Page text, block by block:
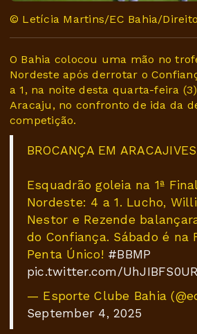
© Letícia Martins/EC Bahia/
O Bahia colocou uma mão no
Nordeste após derrotar o
a 1, na noite desta quarta-feira
Aracaju, no confronto de ida da
competição.
BROCANÇA EM
Esquadrão goleia na 1ª
Nordeste: 4 a 1. Lucho,
Nestor e Rezende
do Confiança. Sábado é na
Penta Único! #BBMP
pic.twitter.com/UhJIBFS0UR
— Esporte Clube Bahia
September 4, 2025